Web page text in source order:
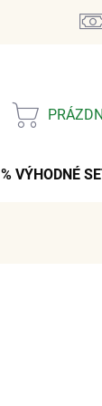
% VÝHODNÉ